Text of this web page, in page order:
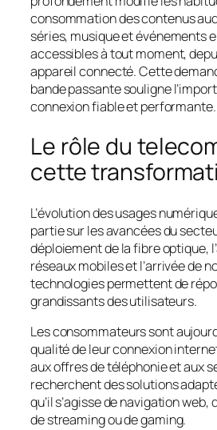
consommation des contenus
séries, musique et événements
accessibles à tout moment,
appareil connecté. Cette
bande passante souligne
connexion fiable et performante.
Le rôle du
cette
L’évolution des usages
partie sur les avancées du
déploiement de la fibre optique,
réseaux mobiles et l’arrivée de
technologies permettent de
grandissants des utilisateurs.
Les consommateurs sont
qualité de leur connexion
aux offres de téléphonie et aux
recherchent des solutions
qu’il s’agisse de navigation
de streaming ou de gaming.